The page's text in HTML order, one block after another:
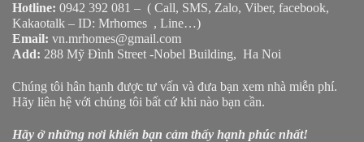
Hotline: 0942 392 081 – ( Call, SMS, Zalo, Viber, facebook,
Kakaotalk – ID: Mrhomes , Line…)
Email: vn.mrhomes@gmail.com
Add: 288 Mỹ Đình Street -Nobel Building, Ha Noi
Chúng tôi hân hạnh được tư vấn và đưa bạn xem nhà miễn phí.
Hãy liên hệ với chúng tôi bất cứ khi nào bạn cần.
Hãy ở những nơi khiến bạn cảm thấy hạnh phúc nhất!